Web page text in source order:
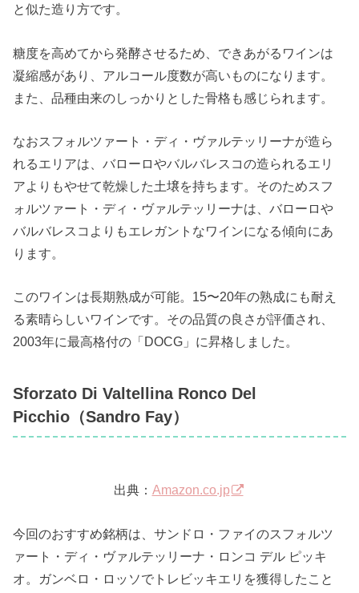
と似た造り方です。
糖度を高めてから発酵させるため、できあがるワインは
凝縮感があり、アルコール度数が高いものになります。
また、品種由来のしっかりとした骨格も感じられます。
なおスフォルツァート・ディ・ヴァルテッリーナが造ら
れるエリアは、バローロやバルバレスコの造られるエリ
アよりもやせて乾燥した土壌を持ちます。そのためスフ
ォルツァート・ディ・ヴァルテッリーナは、バローロや
バルバレスコよりもエレガントなワインになる傾向にあ
ります。
このワインは長期熟成が可能。15〜20年の熟成にも耐え
る素晴らしいワインです。その品質の良さが評価され、
2003年に最高格付の「DOCG」に昇格しました。
Sforzato Di Valtellina Ronco Del
Picchio（Sandro Fay）
出典： Amazon.co.jp
今回のおすすめ銘柄は、サンドロ・ファイのスフォルツ
ァート・ディ・ヴァルテッリーナ・ロンコ デル ピッキ
オ。ガンベロ・ロッソでトレビッキエリを獲得したこと